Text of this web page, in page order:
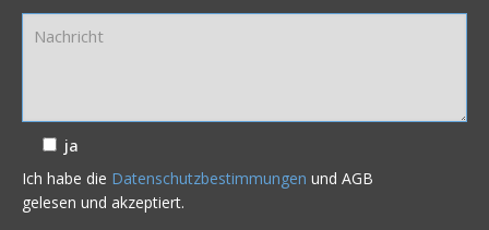
ja
Ich habe die Datenschutzbestimmungen und AGB
gelesen und akzeptiert.